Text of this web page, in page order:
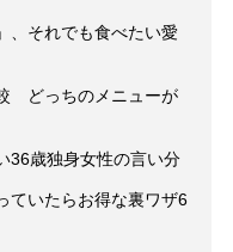
、それでも食べたい愛
どっちのメニューが
歳独身女性の言い分
ていたらお得な裏ワザ6